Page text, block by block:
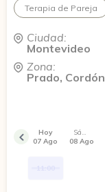
Terapia de Pareja
Ciudad:
Montevideo
Zona:
Prado, Cordón
Hoy
07 Ago
Sábado
08 Ago